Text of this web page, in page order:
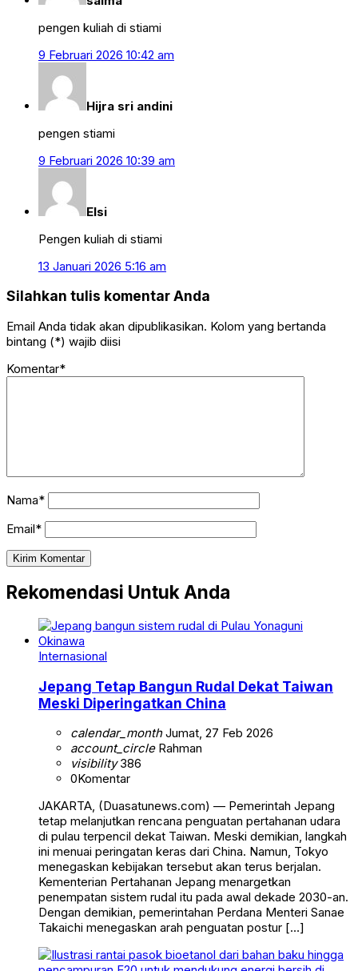
pengen kuliah di stiami
9 Februari 2026 10:42 am
Hijra sri andini
pengen stiami
9 Februari 2026 10:39 am
Elsi
Pengen kuliah di stiami
13 Januari 2026 5:16 am
Silahkan tulis komentar Anda
Email Anda tidak akan dipublikasikan. Kolom yang bertanda
bintang (*) wajib diisi
Komentar*
Nama*
Email*
Rekomendasi Untuk Anda
Internasional
Jepang Tetap Bangun Rudal Dekat Taiwan
Meski Diperingatkan China
calendar_monthJumat, 27 Feb 2026
account_circleRahman
visibility386
0Komentar
JAKARTA, (Duasatunews.com) — Pemerintah Jepang
tetap melanjutkan rencana penguatan pertahanan udara
di pulau terpencil dekat Taiwan. Meski demikian, langkah
ini menuai peringatan keras dari China. Namun, Tokyo
menegaskan kebijakan tersebut akan terus berjalan.
Kementerian Pertahanan Jepang menargetkan
penempatan sistem rudal itu pada awal dekade 2030-an.
Dengan demikian, pemerintahan Perdana Menteri Sanae
Takaichi menegaskan arah penguatan postur […]